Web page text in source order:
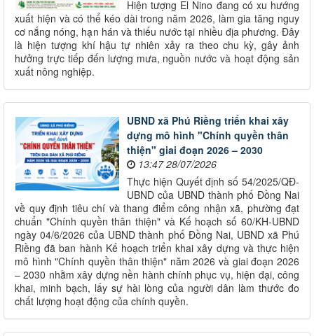
Hiện tượng El Nino đang có xu hướng
xuất hiện và có thể kéo dài trong năm 2026, làm gia tăng nguy
cơ nắng nóng, hạn hán và thiếu nước tại nhiều địa phương. Đây
là hiện tượng khí hậu tự nhiên xảy ra theo chu kỳ, gây ảnh
hưởng trực tiếp đến lượng mưa, nguồn nước và hoạt động sản
xuất nông nghiệp.
UBND xã Phú Riềng triển khai xây
dựng mô hình "Chính quyền thân
thiện" giai đoạn 2026 – 2030
13:47 28/07/2026
Thực hiện Quyết định số 54/2025/QĐ-
UBND của UBND thành phố Đồng Nai
về quy định tiêu chí và thang điểm công nhận xã, phường đạt
chuẩn "Chính quyền thân thiện" và Kế hoạch số 60/KH-UBND
ngày 04/6/2026 của UBND thành phố Đồng Nai, UBND xã Phú
Riềng đã ban hành Kế hoạch triển khai xây dựng và thực hiện
mô hình "Chính quyền thân thiện" năm 2026 và giai đoạn 2026
– 2030 nhằm xây dựng nền hành chính phục vụ, hiện đại, công
khai, minh bạch, lấy sự hài lòng của người dân làm thước đo
chất lượng hoạt động của chính quyền.